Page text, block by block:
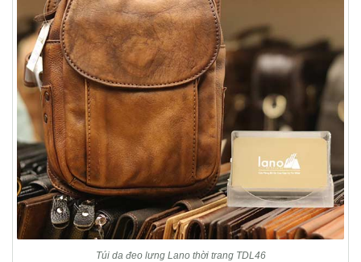
Túi da đeo lưng Lano thời trang TDL46